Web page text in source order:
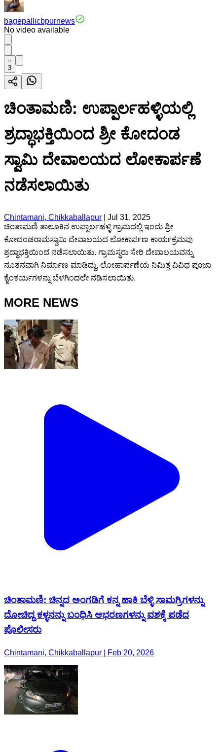
bagepallicbpurnews
No video available
3
ಚಿಂತಾಮಣಿ: ಉಪ್ಪಾರ್ಲಹಳ್ಳಿಯಲ್ಲಿ
ಶ್ರದ್ಧಾಭಕ್ತಿಯಿಂದ ಶ್ರೀ ಕೋದಂಡ
ಸ್ವಾಮಿ ದೇವಾಲಯದ ಲೋಕಾರ್ಪಣೆ
ನಡೆಸಲಾಯಿತು
Chintamani, Chikkaballapur
Jul 31, 2025
ಚಿಂತಾಮಣಿ ತಾಲೂಕಿನ ಉಪ್ಪಾರ್ಲಹಳ್ಳಿ ಗ್ರಾಮದಲ್ಲಿ ಇಂದು ಶ್ರೀ
ಕೋದಂಡರಾಮಸ್ವಾಮಿ ದೇವಾಲಯದ ಲೋಕಾರ್ಪಣ ಕಾರ್ಯಕ್ರಮವು
ಶ್ರದ್ಧಾಭಕ್ತಿಯಿಂದ ನಡೆಸಲಾಯಿತು. ಗ್ರಾಮಸ್ಥರು ಸೇರಿ ದೇವಾಲಯವನ್ನು
ನೂತನವಾಗಿ ನಿರ್ಮಾಣ ಮಾಡಿದ್ದು, ಲೋಹಾರ್ಪಣೆಯ ನಿಮಿತ್ತ ವಿವಿಧ ಪೂಜಾ
ಕೈಂಕರ್ಯಗಳನ್ನು ಬೆಳಗಿಂದಲೇ ನಡಿಸಲಾಯಿತು.
MORE NEWS
ಚಿಂತಾಮಣಿ: ಚಿನ್ನದ ಅಂಗಡಿಗೆ ಕನ್ನ ಹಾಕಿ ಬೆಳ್ಳಿ ಸಾಮಗ್ರಿಗಳನ್ನು
ದೋಚಿದ್ದ ಕಳ್ಳನನ್ನು ಬಂಧಿಸಿ ಆಭರಣಗಳನ್ನು ವಶಕ್ಕೆ ಪಡೆದ
ಪೊಲೀಸರು
Chintamani, Chikkaballapur | Feb 20, 2026